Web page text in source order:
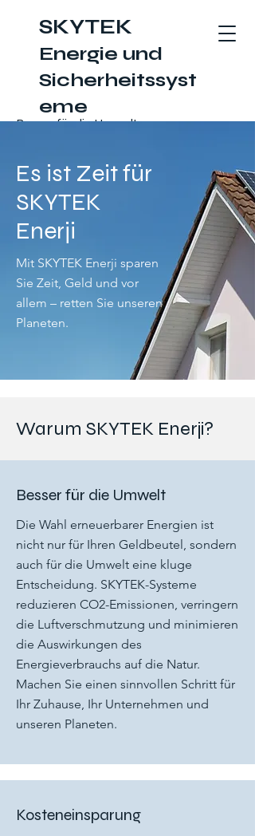
SKYTEK
Energie und
Sicherheitssyst
eme
Besser für die Umwelt
Es ist Zeit für
SKYTEK
Enerji
Mit SKYTEK Enerji sparen
Sie Zeit, Geld und vor
allem – retten Sie unseren
Planeten.
Warum SKYTEK Enerji?
Besser für die Umwelt
Die Wahl erneuerbarer Energien ist
nicht nur für Ihren Geldbeutel, sondern
auch für die Umwelt eine kluge
Entscheidung. SKYTEK-Systeme
reduzieren CO2-Emissionen, verringern
die Luftverschmutzung und minimieren
die Auswirkungen des
Energieverbrauchs auf die Natur.
Machen Sie einen sinnvollen Schritt für
Ihr Zuhause, Ihr Unternehmen und
unseren Planeten.
Kosteneinsparung